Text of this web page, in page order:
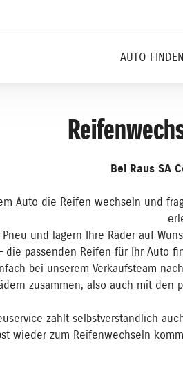
AUTO FINDEN
Bei Raus SA
Auto die Reifen wechseln und
und lagern Ihre Räder auf
die passenden Reifen für Ihr Auto
bei unserem Verkaufsteam
zusammen, also auch mit den
zählt selbstverständlich
wieder zum Reifenwechseln